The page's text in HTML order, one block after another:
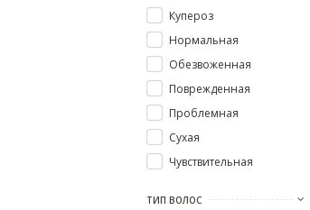
Купероз
Нормальная
Обезвоженная
Поврежденная
Проблемная
Сухая
Чувствительная
ТИП ВОЛОС